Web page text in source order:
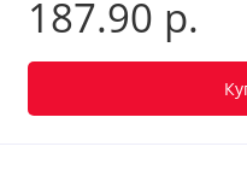
187.90 р.